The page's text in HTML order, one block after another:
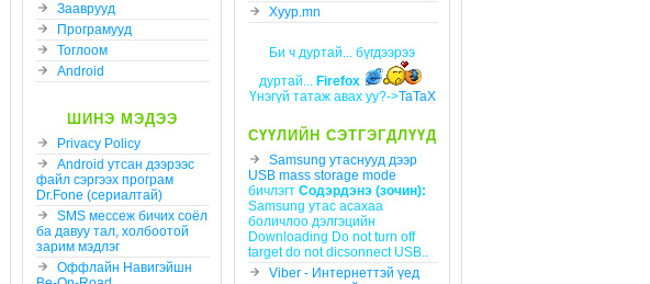
Зааврууд
Програмууд
Тоглоом
Android
ШИНЭ МЭДЭЭ
Privacy Policy
Android утсан дээрээс
файл сэргээх програм
Dr.Fоnе (сериалтай)
SMS мессеж бичих соёл
ба давуу тал, холбоотой
зарим мэдлэг
Оффлайн Навигэйшн
Xyyp.mn
Би ч дуртай... бүгдээрээ
дуртай... Firefox
Үнэгүй татаж авах уу?->TaTaX
СҮҮЛИЙН СЭТГЭГДЛҮҮД
Samsung утаснууд дээр
USB mass storage mode
бичлэгт Содэрдэнэ (зочин):
Samsung утас асахаа
боличлоо дэлгэцийн
Downloading Do not turn off
target do not dicsonnect USB..
Viber - Интернеттэй үед